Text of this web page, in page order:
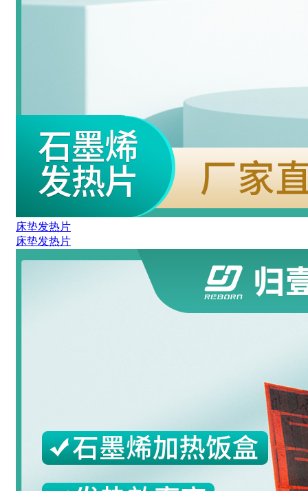
床垫发热片
床垫发热片